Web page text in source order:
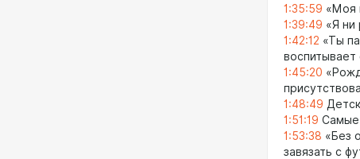
1:35:59 «Моя
1:39:49 «Я ни
1:42:12 «Ты
1:45:20
1:48:49
1:51:19 Самые
1:53:38 «Без
завязать с